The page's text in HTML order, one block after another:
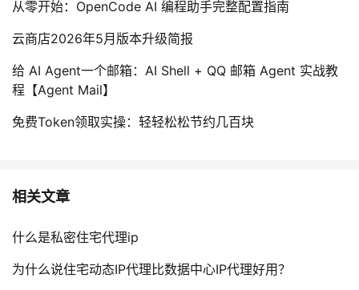
从零开始：OpenCode AI 编程助手完整配置指南
云商店2026年5月版本升级简报
给 AI Agent一个邮箱：AI Shell + QQ 邮箱 Agent 实战教
程【Agent Mail】
免费Token领取实操：轻轻松松节约几百块
相关文章
什么是私密住宅代理ip
为什么说住宅动态IP代理比数据中心IP代理好用？